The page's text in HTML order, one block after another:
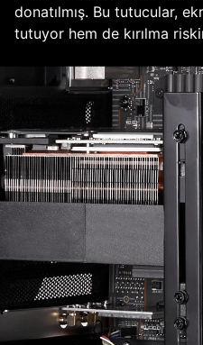
donatılmış. Bu tutucular,
tutuyor hem de kırılma